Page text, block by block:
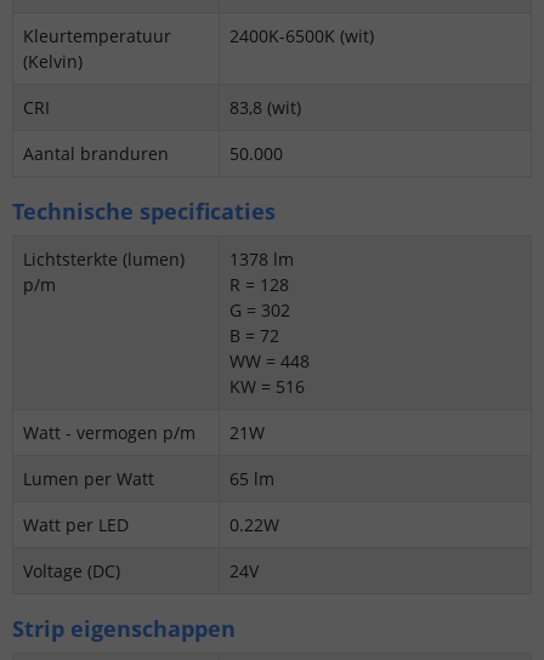
Kleurtemperatuur
(Kelvin)
2400K-6500K (wit)
CRI
83,8 (wit)
Aantal branduren
50.000
Technische specificaties
Lichtsterkte (lumen)
p/m
1378 lm
R = 128
G = 302
B = 72
WW = 448
KW = 516
Watt - vermogen p/m
21W
Lumen per Watt
65 lm
Watt per LED
0.22W
Voltage (DC)
24V
Strip eigenschappen